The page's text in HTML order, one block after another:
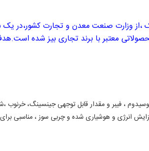
،از وزارت صنعت معدن و تجارت کشور،در
معتبر با برند تجاری بیز شده است.
لوسیدوم ، فیبر و مقدار قابل توجهی جینسینگ،
انرژی و هوشیاری شده و چربی سوز ، مناسبی